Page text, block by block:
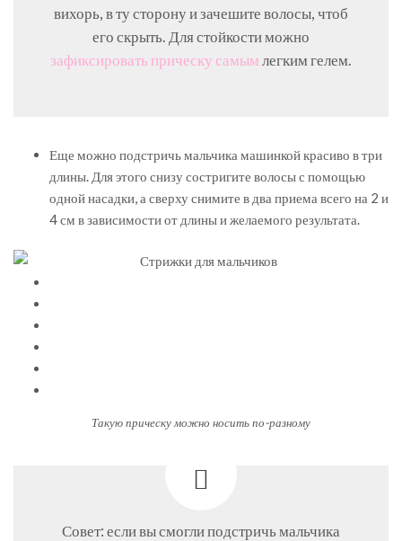
вихорь, в ту сторону и зачешите волосы, чтоб
его скрыть. Для стойкости можно
зафиксировать прическу самым легким гелем.
Еще можно подстричь мальчика машинкой красиво в три
длины. Для этого снизу состригите волосы с помощью
одной насадки, а сверху снимите в два приема всего на 2 и
4 см в зависимости от длины и желаемого результата.
Такую прическу можно носить по-разному
Совет: если вы смогли подстричь мальчика